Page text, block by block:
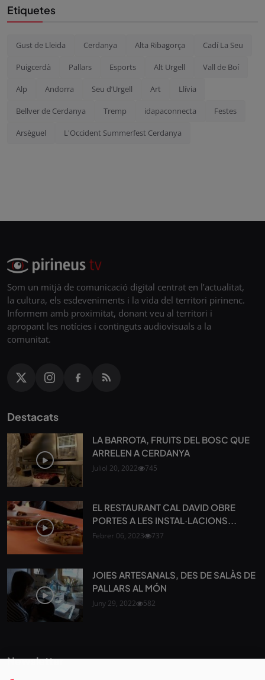
Etiquetes
Gust de Lleida Cerdanya Alta Ribagorça Cadí La Seu
Puigcerdà Pallars Esports Alt Urgell Vall de Boí
Alp Andorra Seu d’Urgell Art Llívia
Bellver de Cerdanya Tremp idapaconnecta Festes
Arsèguel L'Occident Summerfest Cerdanya
Som un mitjà de comunicació digital centrat en l’actualitat,
la cultura, els esdeveniments i la vida del territori pirinenc.
Informem amb proximitat, donant veu al territori i
apropant les notícies i continguts audiovisuals a la
comunitat.
Destacats
LA BARROTA, FRUITS DEL BOSC QUE
ARRELEN A CERDANYA
Juliol 20, 2022 745
EL RESTAURANT CAL DAVID OBRE
PORTES A LES INSTAL·LACIONS...
Febrer 06, 2023 737
JOIES ARTESANALS, DES DE SALÀS DE
PALLARS AL MÓN
Juny 29, 2022 582
Newsletter